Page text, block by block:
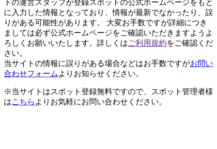
トの運営スタッフが登録スポットの公式ホームページをもと
に入力した情報となっており、情報が最新でなかったり、誤
りがある可能性があります。 大変お手数ですが詳細につき
ましては必ず公式ホームページをご確認いただきますようよ
ろしくお願いいたします。詳しくはご利用規約をご確認くだ
さい。
当サイトの情報に誤りがある場合などはお手数ですがお問い
合わせフォーム よりお知らせください。
※当サイトはスポット登録無料ですので、スポット管理者様
はこちら よりお気軽にお問い合わせください。